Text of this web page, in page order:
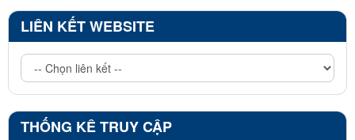
LIÊN KẾT WEBSITE
THỐNG KÊ TRUY CẬP